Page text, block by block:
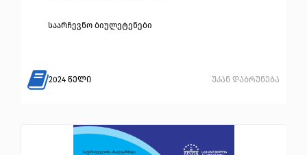
საარჩევნო ბიულეტენები
2024 წელი უკან დაბრუნება